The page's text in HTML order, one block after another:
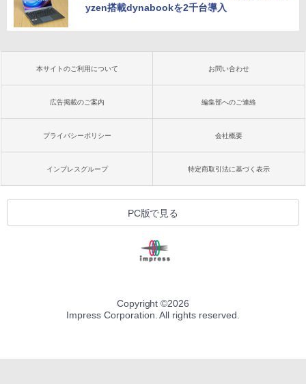
yzen搭載dynabookを2千台導入
本サイトのご利用について お問い合わせ
広告掲載のご案内 編集部へのご連絡
プライバシーポリシー 会社概要
インプレスグループ 特定商取引法に基づく表示
PC版で見る
Copyright ©2026
Impress Corporation. All rights reserved.